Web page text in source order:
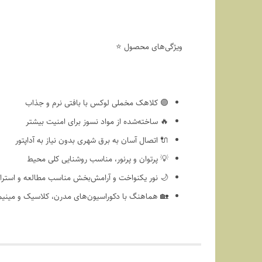
ویژگی‌های محصول ⭐
🟣 کلاهک مخملی لوکس با بافتی نرم و جذاب
🔥 ساخته‌شده از مواد نسوز برای امنیت بیشتر
🔌 اتصال آسان به برق شهری بدون نیاز به آداپتور
💡 پرتوان و پرنور، مناسب روشنایی کلی محیط
🌙 نور یکنواخت و آرامش‌بخش مناسب مطالعه و
🏡 هماهنگ با دکوراسیون‌های مدرن، کلاسیک و